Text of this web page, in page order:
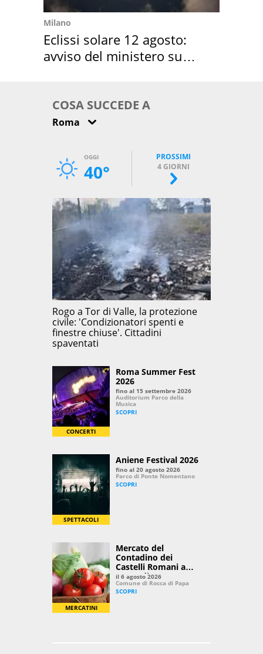
Milano
Eclissi solare 12 agosto:
avviso del ministero su